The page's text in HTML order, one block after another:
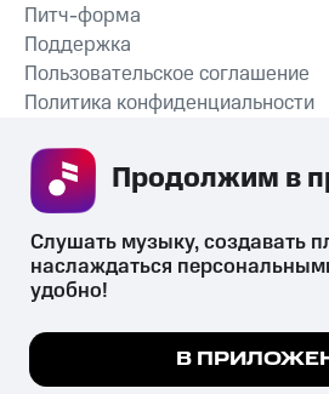
СКАЧАТЬ
Питч-форма
Поддержка
Пользовательское соглашение
Политика конфиденциальности
психотропных веществ, их аналогов
их незаконный оборот запрещён и
законодательством ответственность.
Мы используем куки, чтобы на
Подробнее
Слушать музыку, создавать
наслаждаться
удобно!
В